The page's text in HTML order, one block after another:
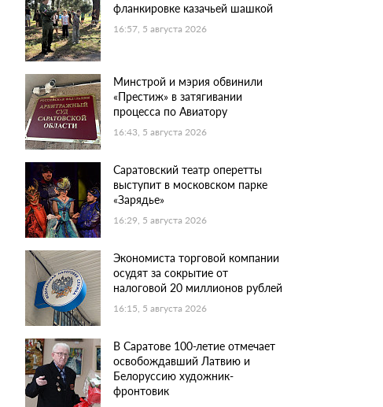
фланкировке казачьей шашкой
16:57, 5 августа 2026
Минстрой и мэрия обвинили
«Престиж» в затягивании
процесса по Авиатору
16:43, 5 августа 2026
Саратовский театр оперетты
выступит в московском парке
«Зарядье»
16:29, 5 августа 2026
Экономиста торговой компании
осудят за сокрытие от
налоговой 20 миллионов рублей
16:15, 5 августа 2026
В Саратове 100-летие отмечает
освобождавший Латвию и
Белоруссию художник-
фронтовик